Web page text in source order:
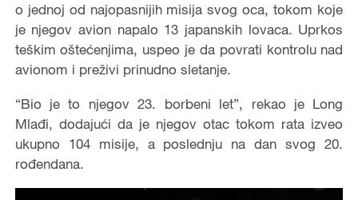
o jednoj od najopasnijih misija svog oca, tokom koje
je njegov avion napalo 13 japanskih lovaca. Uprkos
teškim oštećenjima, uspeo je da povrati kontrolu nad
avionom i preživi prinudno sletanje.
“Bio je to njegov 23. borbeni let”, rekao je Long
Mlađi, dodajući da je njegov otac tokom rata izveo
ukupno 104 misije, a poslednju na dan svog 20.
rođendana.